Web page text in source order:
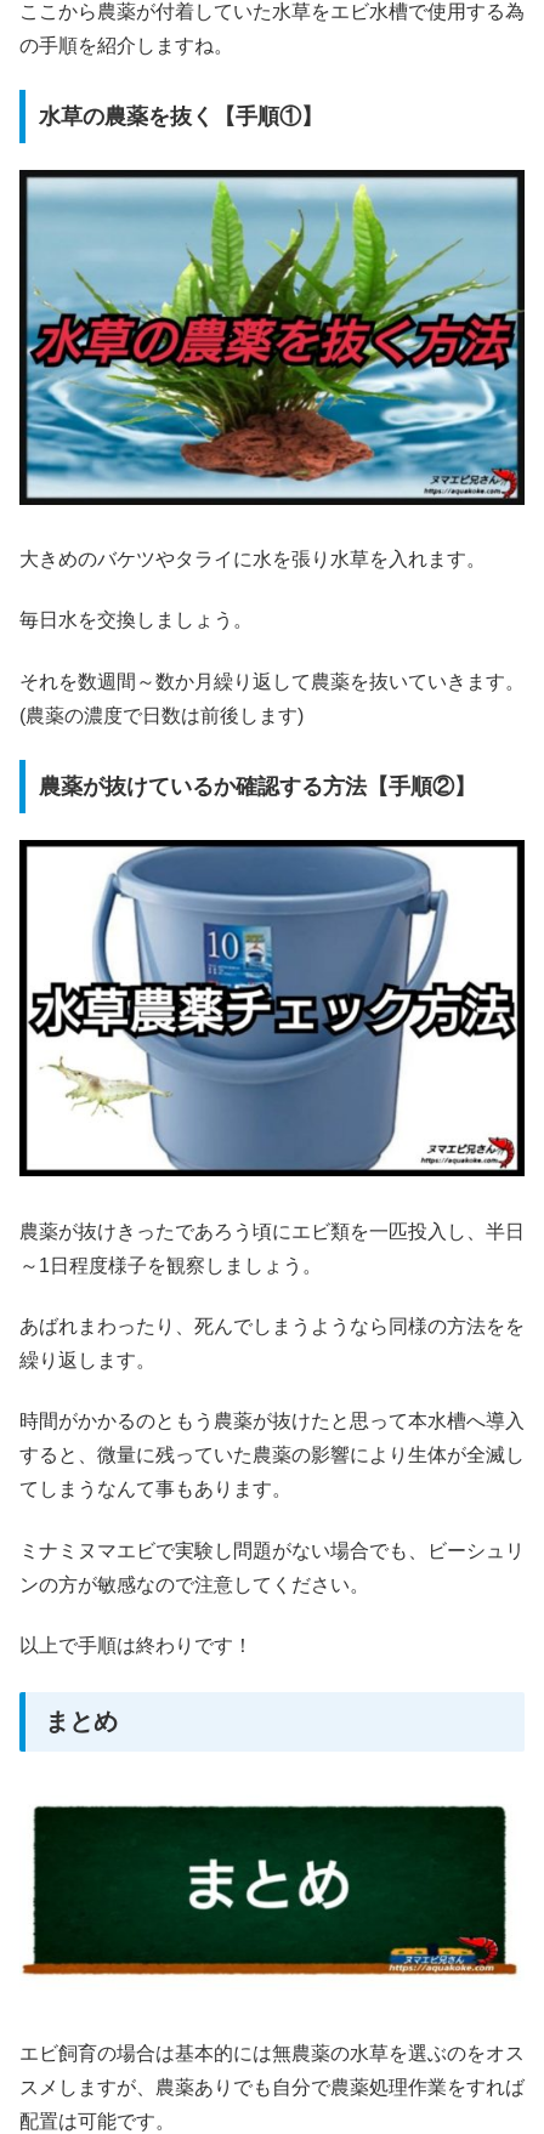
ここから農薬が付着していた水草をエビ水槽で使用する為
の手順を紹介しますね。
水草の農薬を抜く【手順①】
大きめのバケツやタライに水を張り水草を入れます。
毎日水を交換しましょう。
それを数週間～数か月繰り返して農薬を抜いていきます。
(農薬の濃度で日数は前後します)
農薬が抜けているか確認する方法【手順②】
農薬が抜けきったであろう頃にエビ類を一匹投入し、半日
～1日程度様子を観察しましょう。
あばれまわったり、死んでしまうようなら同様の方法をを
繰り返します。
時間がかかるのともう農薬が抜けたと思って本水槽へ導入
すると、微量に残っていた農薬の影響により生体が全滅し
てしまうなんて事もあります。
ミナミヌマエビで実験し問題がない場合でも、ビーシュリ
ンの方が敏感なので注意してください。
以上で手順は終わりです！
まとめ
エビ飼育の場合は基本的には無農薬の水草を選ぶのをオス
スメしますが、農薬ありでも自分で農薬処理作業をすれば
配置は可能です。